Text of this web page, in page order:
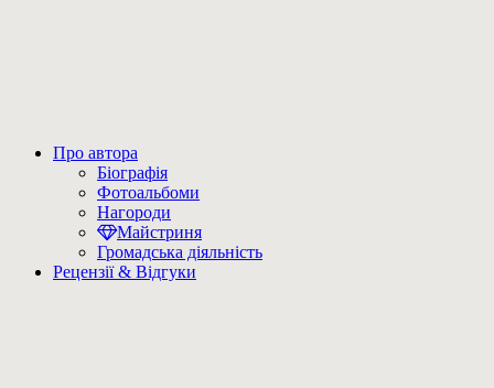
Про автора
Біографія
Фотоальбоми
Нагороди
Майстриня
Громадська діяльність
Рецензії & Відгуки